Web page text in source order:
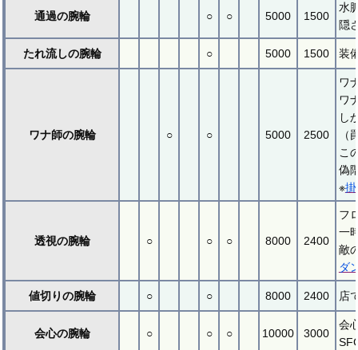
通過の腕輪 ○ ○ 5000 1500
水
隠
たれ流しの腕輪 ○ 5000 1500 装
ワナ師の腕輪 ○ ○ 5000 2500
ワ
ワ
し
こ
偽
※
透視の腕輪 ○ ○ ○ 8000 2400
フ
一
敵
ダ
値切りの腕輪 ○ ○ 8000 2400 店
会心の腕輪 ○ ○ ○ 10000 3000
会